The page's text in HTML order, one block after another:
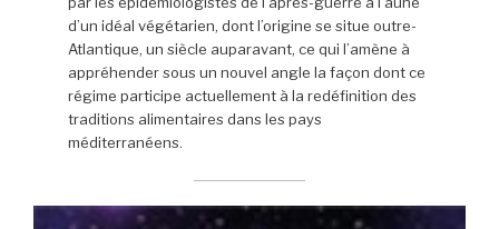
d’un idéal végétarien, dont l’origine se situe outre-
Atlantique, un siècle auparavant, ce qui l’amène à
appréhender sous un nouvel angle la façon dont ce
régime participe actuellement à la redéfinition des
traditions alimentaires dans les pays
méditerranéens.